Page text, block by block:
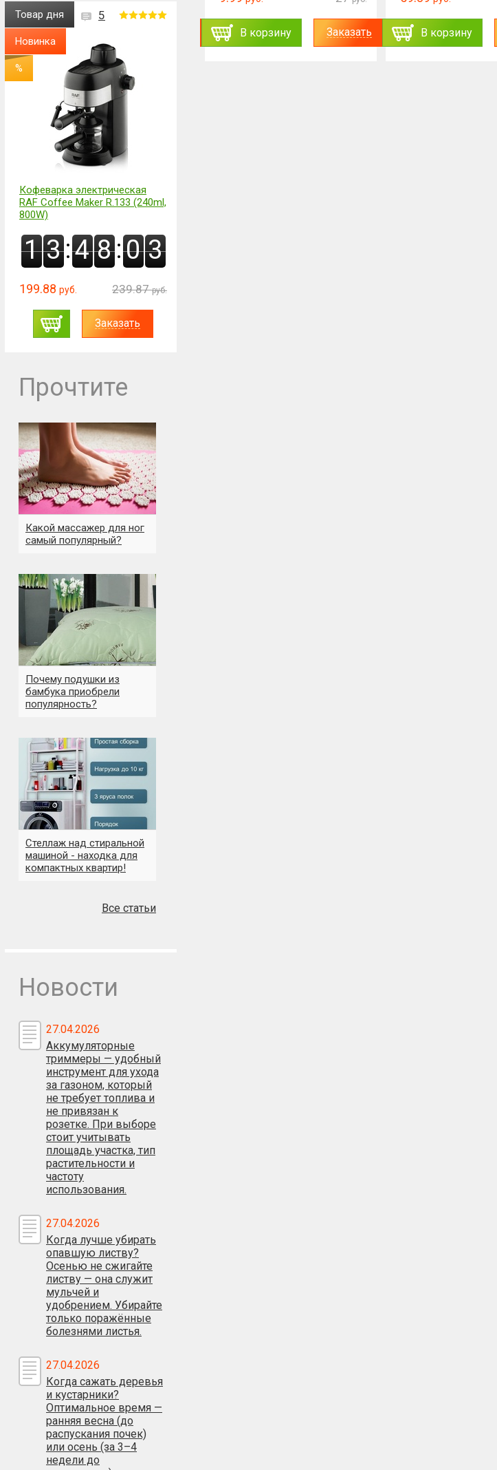
5
Товар дня
Новинка
%
Кофеварка электрическая
RAF Coffee Maker R.133 (240ml,
800W)
1 3:4 8:0 2
199.88 руб. 239.87 руб.
Заказать
Прочтите
Какой массажер для ног
самый популярный?
Почему подушки из
бамбука приобрели
популярность?
Стеллаж над стиральной
машиной - находка для
компактных квартир!
Все статьи
Новости
27.04.2026
Аккумуляторные
триммеры — удобный
инструмент для ухода
за газоном, который
не требует топлива и
не привязан к
розетке. При выборе
стоит учитывать
площадь участка, тип
растительности и
частоту
использования.
27.04.2026
Когда лучше убирать
опавшую листву?
Осенью не сжигайте
листву — она служит
мульчей и
удобрением. Убирайте
только поражённые
болезнями листья.
27.04.2026
Когда сажать деревья
и кустарники?
Оптимальное время —
ранняя весна (до
распускания почек)
или осень (за 3–4
недели до
В корзину В корзину Заказать В корзину